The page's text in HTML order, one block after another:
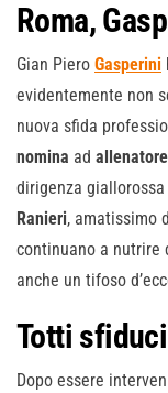
Roma,
Gian Piero Gasperini
evidentemente non
nuova sfida
nomina ad allenatore
dirigenza
Ranieri, amatissimo
continuano a nutrire
anche un tifoso
Totti
Dopo essere